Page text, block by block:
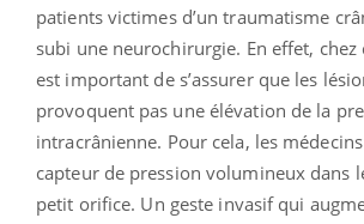
patients victimes d’un traumatisme
subi une neurochirurgie. En effet, chez
est important de s’assurer que les
provoquent pas une élévation de la
intracrânienne. Pour cela, les
capteur de pression volumineux dans
petit orifice. Un geste invasif qui